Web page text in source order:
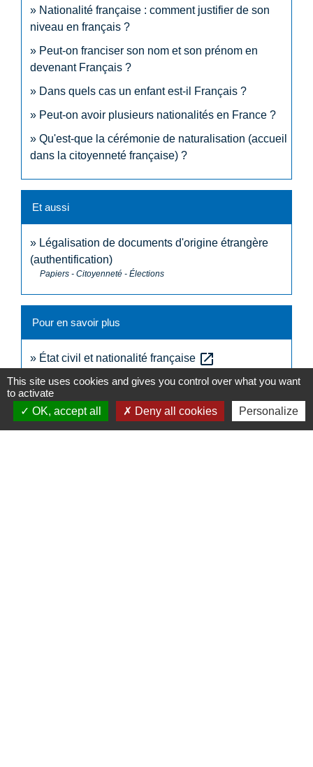
Nationalité française : comment justifier de son
niveau en français ?
Peut-on franciser son nom et son prénom en
devenant Français ?
Dans quels cas un enfant est-il Français ?
Peut-on avoir plusieurs nationalités en France ?
Qu'est-que la cérémonie de naturalisation (accueil
dans la citoyenneté française) ?
Et aussi
Légalisation de documents d'origine étrangère
(authentification)
Papiers - Citoyenneté - Élections
Pour en savoir plus
État civil et nationalité française open_in_new
Signaler une erreur sur cette page
This site uses cookies and gives you control over what you want
to activate
OK, accept all
Deny all cookies Personalize